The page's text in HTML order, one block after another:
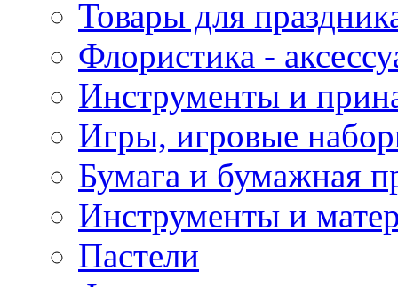
Товары для
Флористика -
Инструменты и
Игры, игровые
Бумага и бумажная
Инструменты и
Пастели